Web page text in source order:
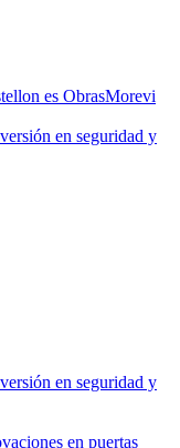
es ObrasMorevi
en seguridad y
en seguridad y
en puertas